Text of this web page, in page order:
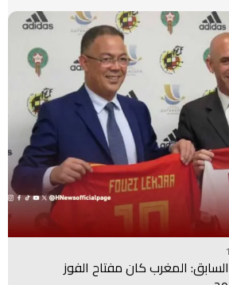
السابق: المغرب كان مفتاح الفوز